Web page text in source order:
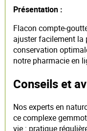
Présentation :
Flacon compte-
ajuster facilement la
conservation
notre pharmacie en
Conseils et
Nos experts en
ce complexe
vie : pratique